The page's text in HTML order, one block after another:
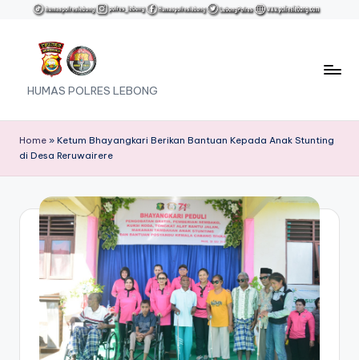
content
HUMAS POLRES LEBONG
Home » Ketum Bhayangkari Berikan Bantuan Kepada Anak Stunting
di Desa Reruwairere